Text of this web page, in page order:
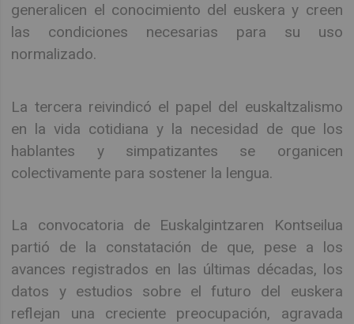
generalicen el conocimiento del euskera y creen
las condiciones necesarias para su uso
normalizado.
La tercera reivindicó el papel del euskaltzalismo
en la vida cotidiana y la necesidad de que los
hablantes y simpatizantes se organicen
colectivamente para sostener la lengua.
La convocatoria de Euskalgintzaren Kontseilua
partió de la constatación de que, pese a los
avances registrados en las últimas décadas, los
datos y estudios sobre el futuro del euskera
reflejan una creciente preocupación, agravada